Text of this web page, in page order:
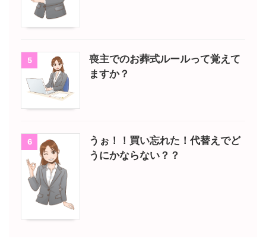
5
喪主でのお葬式ルールって覚えて
ますか？
6
うぉ！！買い忘れた！代替えでど
うにかならない？？